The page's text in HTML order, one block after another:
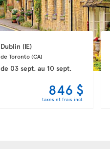
Dublin (IE)
de Toronto (CA)
de 03 sept. au 10 sept.
846 $
taxes et frais incl.